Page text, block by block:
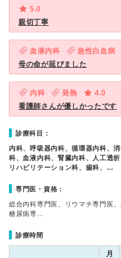
5.0
親切丁寧
血液内科 急性白血病
母の命が延びました
内科 発熱
4.0
看護師さんが優しかったです
診療科目：
内科、呼吸器内科、循環器内科、
科、血液内科、腎臓内科、人工透
リハビリテーション科、歯科、…
専門医・資格：
総合内科専門医、リウマチ専門医
糖尿病専…
診療時間
月